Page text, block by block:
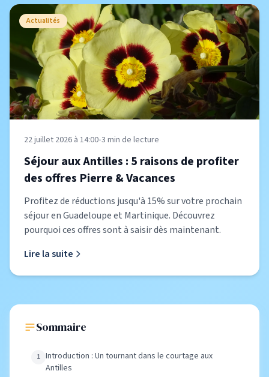
Actualités
22 juillet 2026 à 14:00•3 min de lecture
Séjour aux Antilles : 5 raisons de profiter
des offres Pierre & Vacances
Profitez de réductions jusqu'à 15% sur votre prochain
séjour en Guadeloupe et Martinique. Découvrez
pourquoi ces offres sont à saisir dès maintenant.
Lire la suite
Sommaire
Introduction : Un tournant dans le courtage aux
Antilles